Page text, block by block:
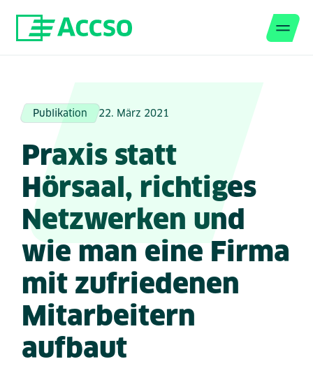
Publikation 22. März 2021
Praxis statt
Hörsaal, richtiges
Netzwerken und
wie man eine Firma
mit zufriedenen
Mitarbeitern
aufbaut